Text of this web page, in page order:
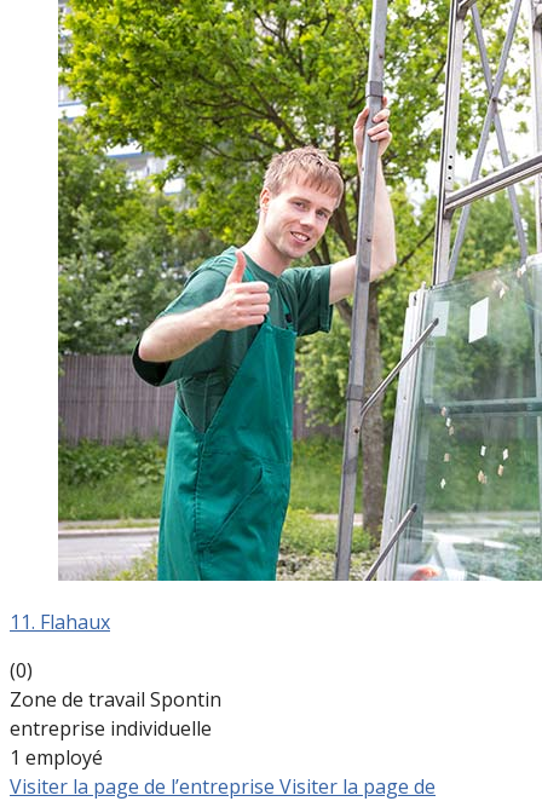
11. Flahaux
(0)
Zone de travail Spontin
entreprise individuelle
1 employé
Visiter la page de l’entreprise Visiter la page de